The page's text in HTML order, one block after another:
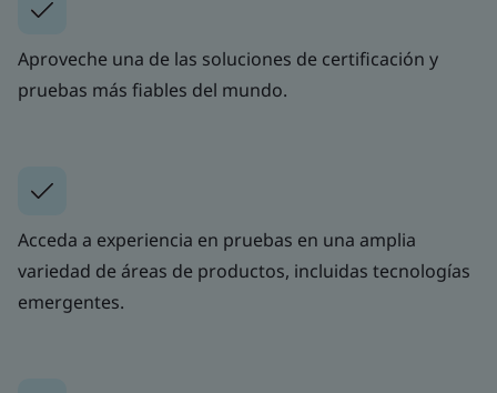
Aproveche una de las soluciones de certificación y
pruebas más fiables del mundo.
Acceda a experiencia en pruebas en una amplia
variedad de áreas de productos, incluidas tecnologías
emergentes.